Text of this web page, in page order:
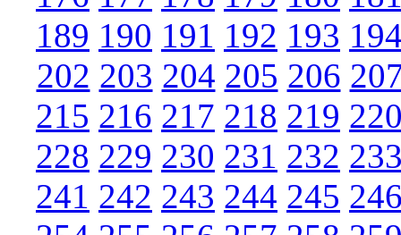
189 190 191 192 193
202 203 204 205 206
215 216 217 218 219
228 229 230 231 232
241 242 243 244 245